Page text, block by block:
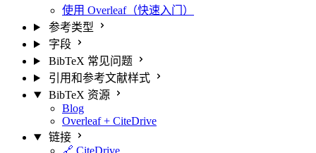
使用 Overleaf（快速入门）
参考类型
字段
BibTeX 常见问题
引用和参考文献样式
BibTeX 资源
Blog
Overleaf + CiteDrive
链接
🔗 CiteDrive